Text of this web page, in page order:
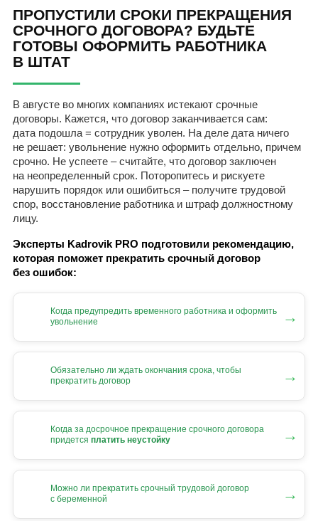
ПРОПУСТИЛИ СРОКИ ПРЕКРАЩЕНИЯ
СРОЧНОГО ДОГОВОРА? БУДЬТЕ
ГОТОВЫ ОФОРМИТЬ РАБОТНИКА
В ШТАТ
В августе во многих компаниях истекают срочные
договоры. Кажется, что договор заканчивается сам:
дата подошла = сотрудник уволен. На деле дата ничего
не решает: увольнение нужно оформить отдельно, причем
срочно. Не успеете – считайте, что договор заключен
на неопределенный срок. Поторопитесь и рискуете
нарушить порядок или ошибиться – получите трудовой
спор, восстановление работника и штраф должностному
лицу.
Эксперты Kadrovik PRO подготовили рекомендацию,
которая поможет прекратить срочный договор
без ошибок:
Когда предупредить временного работника и оформить
увольнение
→
Обязательно ли ждать окончания срока, чтобы
прекратить договор
→
Когда за досрочное прекращение срочного договора
придется платить неустойку →
Можно ли прекратить срочный трудовой договор
с беременной
→